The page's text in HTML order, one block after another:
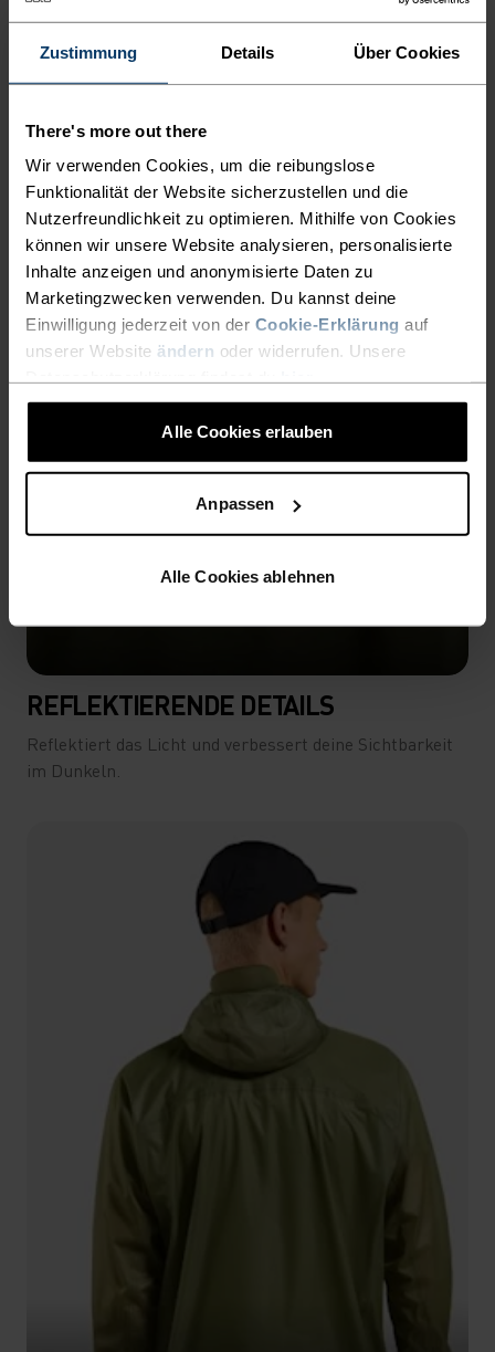
Zustimmung Details Über Cookies
There's more out there
Wir verwenden Cookies, um die reibungslose
Funktionalität der Website sicherzustellen und die
Nutzerfreundlichkeit zu optimieren. Mithilfe von Cookies
können wir unsere Website analysieren, personalisierte
Inhalte anzeigen und anonymisierte Daten zu
Marketingzwecken verwenden. Du kannst deine
Einwilligung jederzeit von der Cookie-Erklärung auf
unserer Website ändern oder widerrufen. Unsere
Alle Cookies erlauben
Anpassen
Alle Cookies ablehnen
REFLEKTIERENDE DETAILS
Reflektiert das Licht und verbessert deine Sichtbarkeit
im Dunkeln.